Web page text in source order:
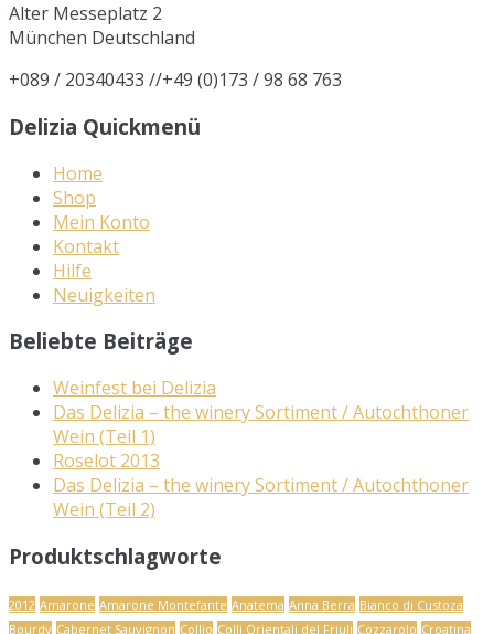
Alter Messeplatz 2
München Deutschland
+089 / 20340433 //+49 (0)173 / 98 68 763
Delizia Quickmenü
Home
Shop
Mein Konto
Kontakt
Hilfe
Neuigkeiten
Beliebte Beiträge
Weinfest bei Delizia
Das Delizia – the winery Sortiment / Autochthoner
Wein (Teil 1)
Roselot 2013
Das Delizia – the winery Sortiment / Autochthoner
Wein (Teil 2)
Produktschlagworte
2012 Amarone Amarone Montefante Anatema Anna Berra Bianco di Custoza
Bourdy Cabernet Sauvignon Collio Colli Orientali del Friuli Cozzarolo Croatina